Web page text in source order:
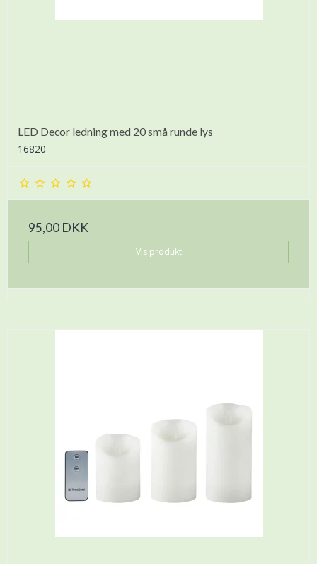
LED Decor ledning med 20 små runde lys
16820
95,00 DKK
Vis produkt